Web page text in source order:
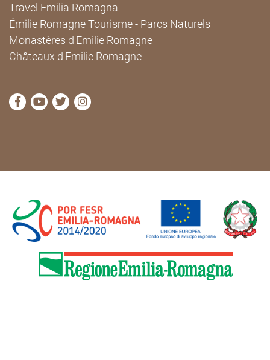
Travel Emilia Romagna
Émilie Romagne Tourisme - Parcs Naturels
Monastères d'Emilie Romagne
Châteaux d'Emilie Romagne
Visitez la page Facebook de Cammini Emilia-
Visitez la page YouTube de Cammini Emilia-
Visitez la page Twitter de Cammini Emilia-
Visitez la page Instagram de Cammini